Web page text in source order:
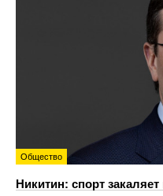
Общество
Никитин: спорт